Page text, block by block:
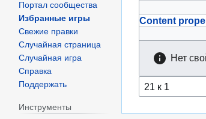
Content
Нет
Портал сообщества
Избранные игры
Свежие правки
Случайная страница
Случайная игра
Справка
Поддержать
Инструменты